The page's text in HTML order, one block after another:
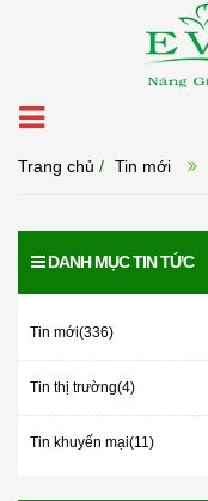
Trang chủ / Tin mới
DANH MỤC TIN TỨC
Tin mới(336)
Tin thị trường(4)
Tin khuyến mại(11)